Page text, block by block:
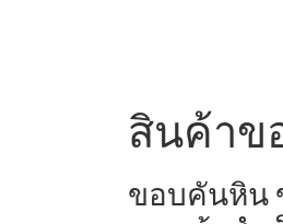
สินค้าข
ขอบคันหิน